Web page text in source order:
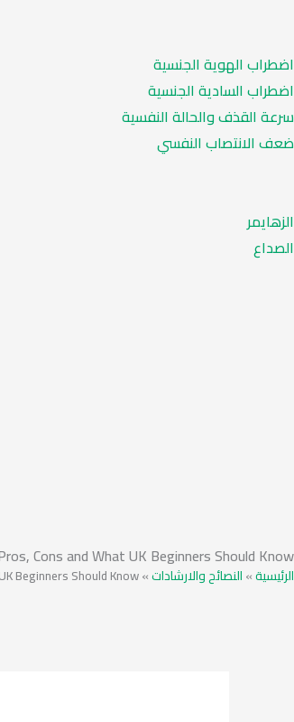
اضطراب الهوية الجنسية
اضطراب السادية الجنسية
سرعة القذف والحالة النفسية
ضعف الانتصاب النفسي
الزهايمر
الصداع
Cons and What UK Beginners Should Know
الرئيسية»النصائح والارشادات»
Beginners Should Know